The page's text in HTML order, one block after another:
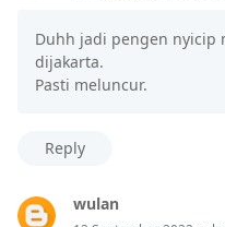
Duhh jadi pengen nyicip
dijakarta.
Pasti meluncur.
Reply
wulan